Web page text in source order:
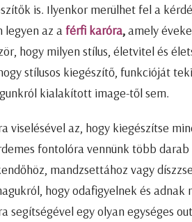
is. Ilyenkor merülhet fel a
legyen az a férfi karóra,amely
hogy milyen stílus, életvitel és
stílusos kiegészítő, funkcióját
kialakított image-től sem.
viselésével az, hogy kiegészítse
fontolóra vennünk több
mandzsettához vagy
hogy odafigyelnek és adnak
segítségével egy olyan egységes